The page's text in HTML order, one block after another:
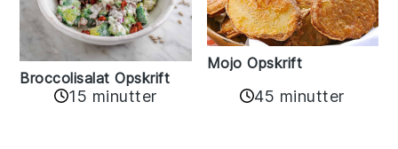
Broccolisalat Opskrift
15 minutter
Mojo Opskrift
45 minutter